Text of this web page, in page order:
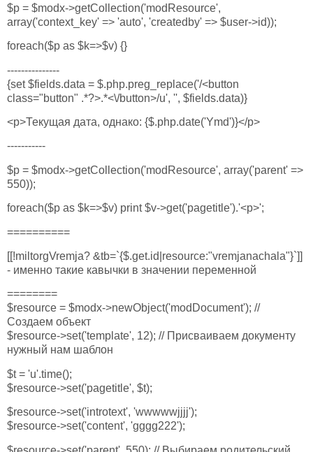
$p = $modx->getCollection('modResource',
array('context_key' => 'auto', 'createdby' => $user->id));
foreach($p as $k=>$v) {}
---------------
{set $fields.data = $.php.preg_replace('/<button
class="button" .*?>.*<\/button>/u', '', $fields.data)}
<p>Текущая дата, однако: {$.php.date('Ymd')}</p>
-----------
$p = $modx->getCollection('modResource', array('parent' =>
550));
foreach($p as $k=>$v) print $v->get('pagetitle').'<p>';
==========
[[!miltorgVremja? &tb=`{$.get.id|resource:"vremjanachala"}`]]
- именно такие кавычки в значении переменной
========
$resource = $modx->newObject('modDocument'); //
Создаем объект
$resource->set('template', 12); // Присваиваем документу
нужный нам шаблон
$t = 'u'.time();
$resource->set('pagetitle', $t);
$resource->set('introtext', 'wwwwwjjjj');
$resource->set('content', 'gggg222');